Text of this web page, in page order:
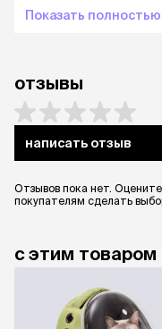
Показать полностью
отзывы
написать отзыв
Отзывов пока нет.
покупателям сделать
с этим товаром